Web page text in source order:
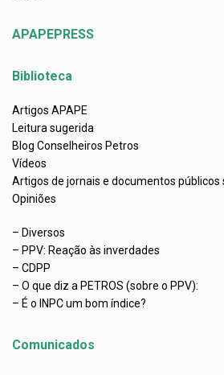
APAPEPRESS
Biblioteca
Artigos APAPE
Leitura sugerida
Blog Conselheiros Petros
Vídeos
Artigos de jornais e documentos públicos
Opiniões
– Diversos
– PPV: Reação às inverdades
– CDPP
– O que diz a PETROS (sobre o PPV):
– É o INPC um bom índice?
Comunicados